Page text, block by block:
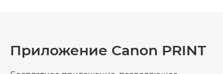
Приложение Canon PRINT